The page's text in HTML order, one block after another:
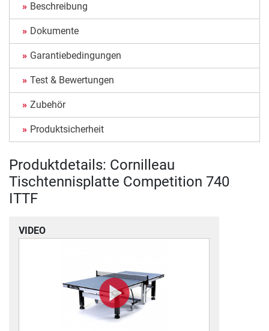
Beschreibung
Dokumente
Garantiebedingungen
Test & Bewertungen
Zubehör
Produktsicherheit
Produktdetails: Cornilleau
Tischtennisplatte Competition 740
ITTF
VIDEO